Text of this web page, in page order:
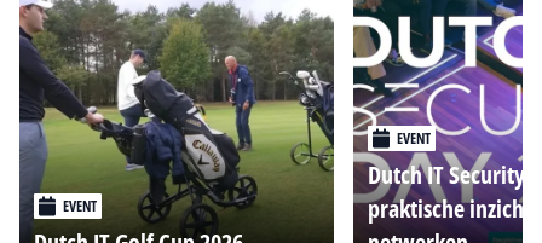
EVENT
EVENT
Dutch IT Security
praktische